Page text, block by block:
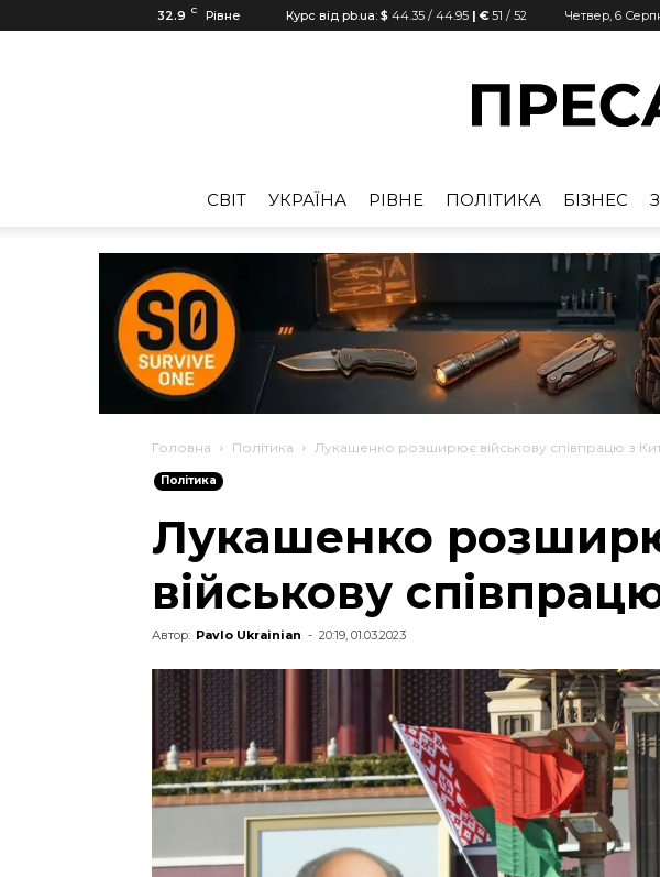
32.9 C Рівне Курс від pb.ua: $ 44.35 / 44.95 | € 51 / 52 Четвер, 6
CВІТ УКРАЇНА РІВНЕ ПОЛІТИКА БІЗНЕС
Головна Політика Лукашенко розширює військову співпрацю з
Політика
Лукашенко
військову
Автор: Pavlo Ukrainian - 20:19, 01.03.2023